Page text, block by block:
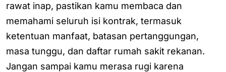
rawat inap, pastikan kamu membaca dan
memahami seluruh isi kontrak, termasuk
ketentuan manfaat, batasan pertanggungan,
masa tunggu, dan daftar rumah sakit rekanan.
Jangan sampai kamu merasa rugi karena